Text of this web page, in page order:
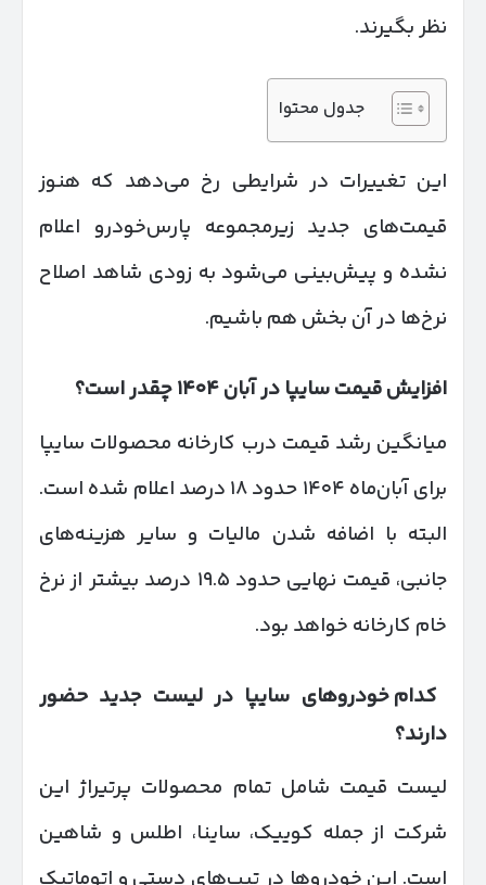
نظر بگیرند.
جدول محتوا
این تغییرات در شرایطی رخ می‌دهد که هنوز
قیمت‌های جدید زیرمجموعه پارس‌خودرو اعلام
نشده و پیش‌بینی می‌شود به زودی شاهد اصلاح
نرخ‌ها در آن بخش هم باشیم.
افزایش قیمت سایپا در آبان۱۴۰۴چقدر است؟
میانگین رشد قیمت درب کارخانه محصولات سایپا
برای آبان‌ماه ۱۴۰۴ حدود ۱۸ درصد اعلام شده است.
البته با اضافه شدن مالیات و سایر هزینه‌های
جانبی، قیمت نهایی حدود ۱۹.۵ درصد بیشتر از نرخ
خام کارخانه خواهد بود.
کدام خودروهای سایپا در لیست جدید حضور
دارند؟
لیست قیمت شامل تمام محصولات پرتیراژ این
شرکت از جمله کوییک، ساینا، اطلس و شاهین